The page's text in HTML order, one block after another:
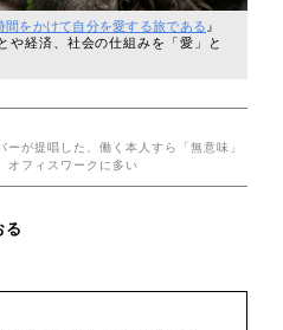
間をかけて自分を愛する旅である 』
や経済、社会の仕組みを「愛」と
ーが提唱した、働く本人すら「無意味」
オフィスワークに多い
る